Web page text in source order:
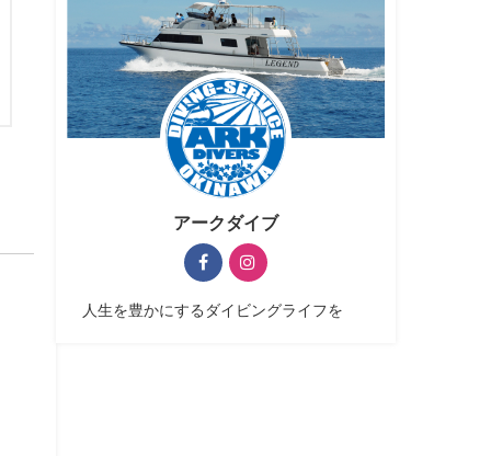
アークダイブ
人生を豊かにするダイビングライフを